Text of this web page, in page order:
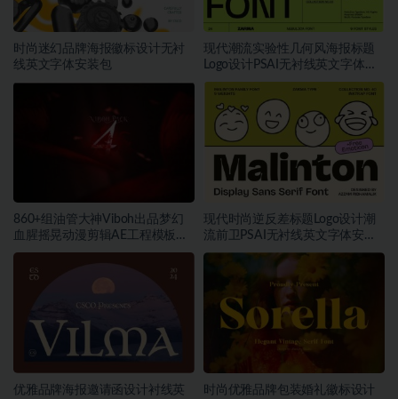
时尚迷幻品牌海报徽标设计无衬
线英文字体安装包
现代潮流实验性几何风海报标题
Logo设计PSAI无衬线英文字体安
装包
860+组油管大神Viboh出品梦幻
血腥摇晃动漫剪辑AE工程模板预
设叠加视频音效字体素材包
现代时尚逆反差标题Logo设计潮
流前卫PSAI无衬线英文字体安装
包素材
优雅品牌海报邀请函设计衬线英
时尚优雅品牌包装婚礼徽标设计